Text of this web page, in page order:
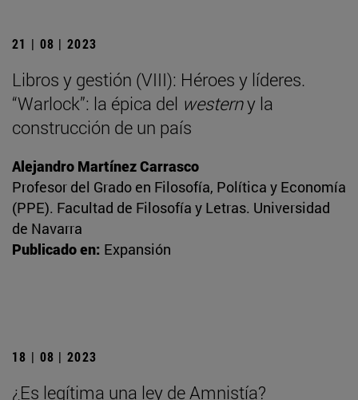
21 | 08 | 2023
Libros y gestión (VIII): Héroes y líderes.
“Warlock”: la épica del westerny la
construcción de un país
Alejandro Martínez Carrasco
Profesor del Grado en Filosofía, Política y Economía
(PPE). Facultad de Filosofía y Letras. Universidad
de Navarra
Publicado en: Expansión
18 | 08 | 2023
¿Es legítima una ley de Amnistía?